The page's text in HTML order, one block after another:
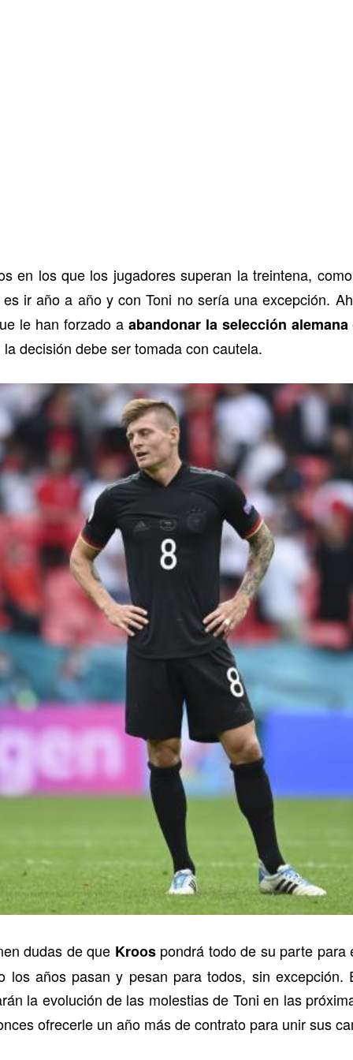
en los que los jugadores superan la treintena,
ir año a año y con Toni no sería una excepción.
le han forzado aabandonar la selección alemana
decisión debe ser tomada con cautela.
dudas de que Kroospondrá todo de su parte para
los años pasan y pesan para todos, sin
la evolución de las molestias de Toni en las
ofrecerle un año más de contrato para unir sus